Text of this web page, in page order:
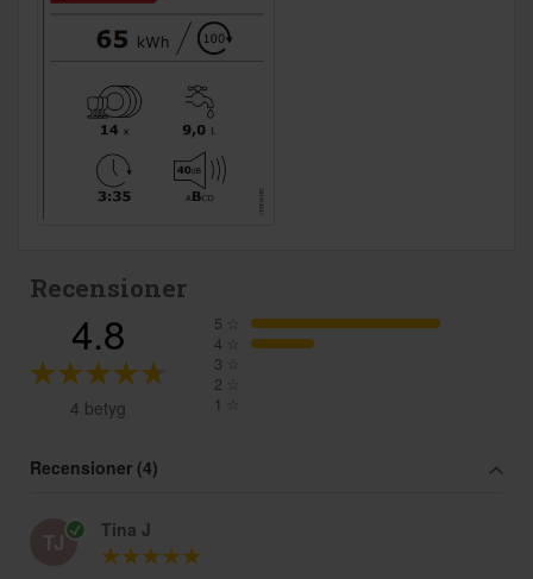
Recensioner
4.8
4 betyg
5
4
3
2
1
Recensioner (4)
Tina J